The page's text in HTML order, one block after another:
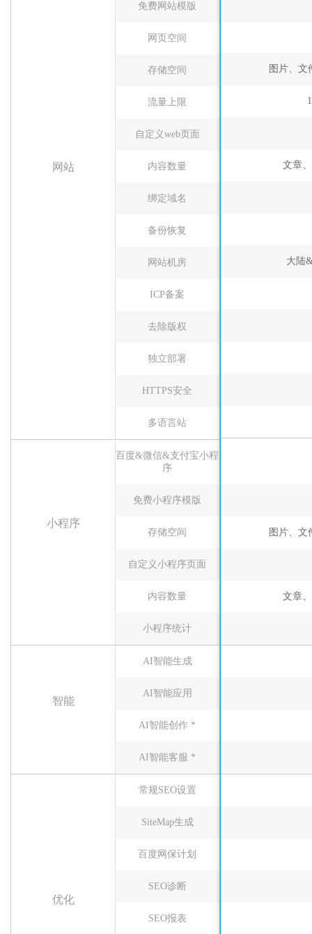
网站
免费网站模版
网页空间
存储空间
流量上限
自定义web页面
内容数量
绑定域名
备份恢复
网站机房
ICP备案
去除版权
独立部署
HTTPS安全
多语言站
小程序
百度&微信&支付宝小程
序
免费小程序模版
存储空间
自定义小程序页面
内容数量
小程序统计
智能
AI智能生成
AI智能应用
AI智能创作 *
AI智能客服 *
优化
常规SEO设置
SiteMap生成
百度网保计划
SEO诊断
SEO报表
图片、文
文章
大陆
图片、文
文章